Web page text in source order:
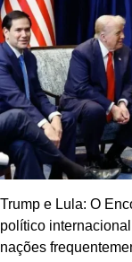
Trump e Lula: O
político
nações